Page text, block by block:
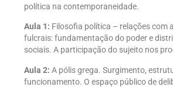
política na contemporaneidade.
Aula 1: Filosofia política – relações com
fulcrais: fundamentação do poder e
sociais. A participação do sujeito nos
Aula 2: A pólis grega. Surgimento,
funcionamento. O espaço público de